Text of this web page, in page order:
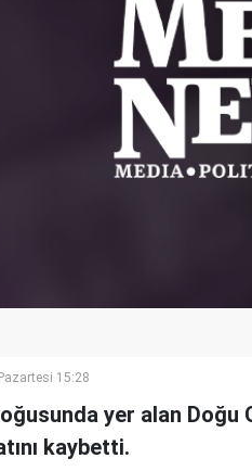
15:28
yer alan Doğu
kaybetti.